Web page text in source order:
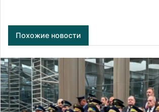
Похожие новости